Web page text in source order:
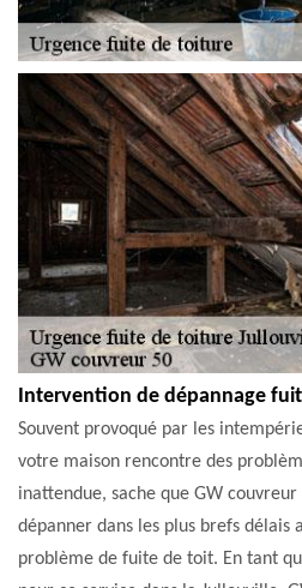
Intervention de dépannage
Souvent provoqué par les
votre maison rencontre des
inattendue, sache que GW
dépanner dans les plus brefs délais
problème de fuite de toit. En tant